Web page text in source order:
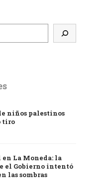
niños palestinos
tiro
La Moneda: la
el Gobierno intentó
las sombras